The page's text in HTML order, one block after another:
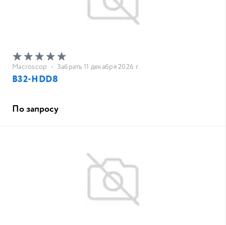
Macroscop • Забрать 11 декабря 2026 г.
B32-HDD8
По запросу